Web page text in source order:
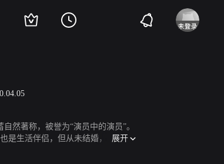
然著称，被誉为“演员中的演员”。
是生活伴侣，但从未结婚，因屈塞
展开